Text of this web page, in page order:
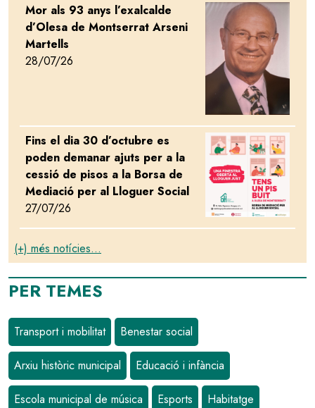
Mor als 93 anys l’exalcalde
d’Olesa de Montserrat Arseni
Martells
28/07/26
Image
Fins el dia 30 d’octubre es
poden demanar ajuts per a la
cessió de pisos a la Borsa de
Mediació per al Lloguer Social
27/07/26
Image
(+) més notícies...
PER TEMES
Transport i mobilitat Benestar social
Arxiu històric municipal Educació i infància
Escola municipal de música Esports Habitatge